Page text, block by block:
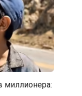
миллионера: